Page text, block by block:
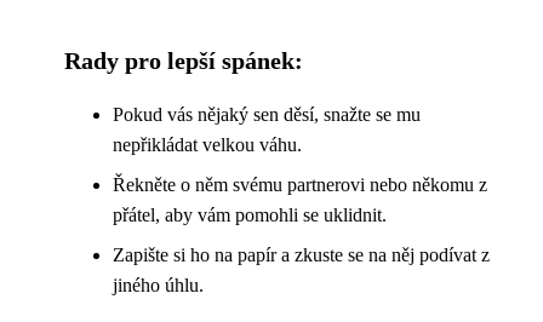
Rady pro lepší spánek:
Pokud vás nějaký sen děsí, snažte se mu
nepřikládat velkou váhu.
Řekněte o něm svému partnerovi nebo někomu z
přátel, aby vám pomohli se uklidnit.
Zapište si ho na papír a zkuste se na něj podívat z
jiného úhlu.